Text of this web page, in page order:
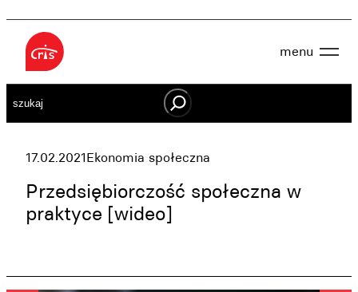
Przejdź
treści
menu
Aktualności
Wspieraj nas
OWES
Szukaj
17.02.2021Ekonomia społeczna
Przedsiębiorczość społeczna w
praktyce [wideo]